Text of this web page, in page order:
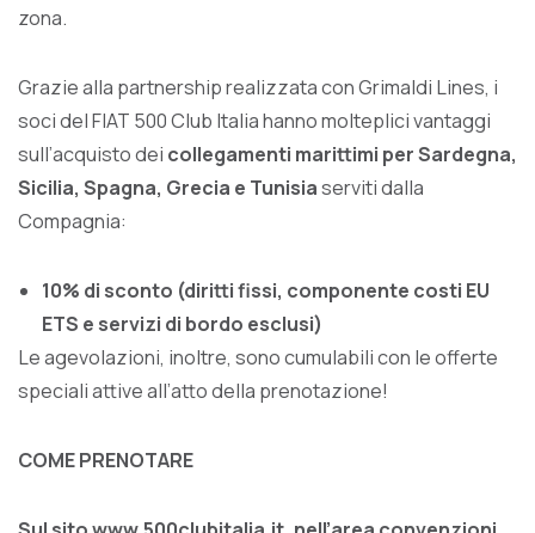
zona.
Grazie alla partnership realizzata con Grimaldi Lines, i
soci del FIAT 500 Club Italia hanno molteplici vantaggi
sull’acquisto dei collegamenti marittimi per Sardegna,
Sicilia, Spagna, Grecia e Tunisiaserviti dalla
Compagnia:
10% di sconto (diritti fissi, componente costi EU
ETS e servizi di bordo esclusi)
Le agevolazioni, inoltre, sono cumulabili con le offerte
speciali attive all’atto della prenotazione!
COME PRENOTARE